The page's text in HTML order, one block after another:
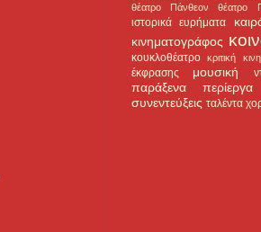
θέατρο Πάνθεον θέατρο
ιστορικά ευρήματα
κινηματογράφος
κουκλοθέατρο
κριτική
έκφρασης
μουσική
παράξενα περίεργα
συνεντεύξεις ταλέντα